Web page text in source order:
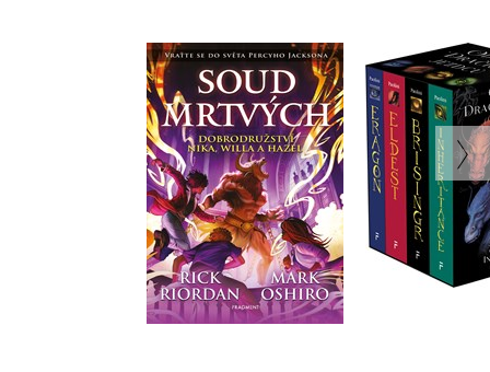
Soud mrtvých
Rick Riordan
Do košíku
469 Kč
375 Kč
Odkaz Dračích
(box)
Christopher
Do košíku